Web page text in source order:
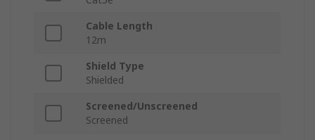
Cable Length
12m
Shield Type
Shielded
Screened/Unscreened
Screened